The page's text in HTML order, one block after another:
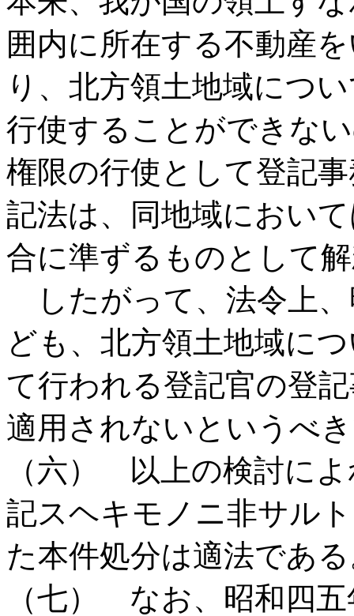
囲内に所在する不動産
り、北方領土地域につ
行使することができな
権限の行使として登記
記法は、同地域におい
合に準ずるものとして
したがって、法令上
ども、北方領土地域に
て行われる登記官の登
適用されないというべ
（六） 以上の検討に
記スヘキモノニ非サル
た本件処分は適法であ
（七） なお、昭和四